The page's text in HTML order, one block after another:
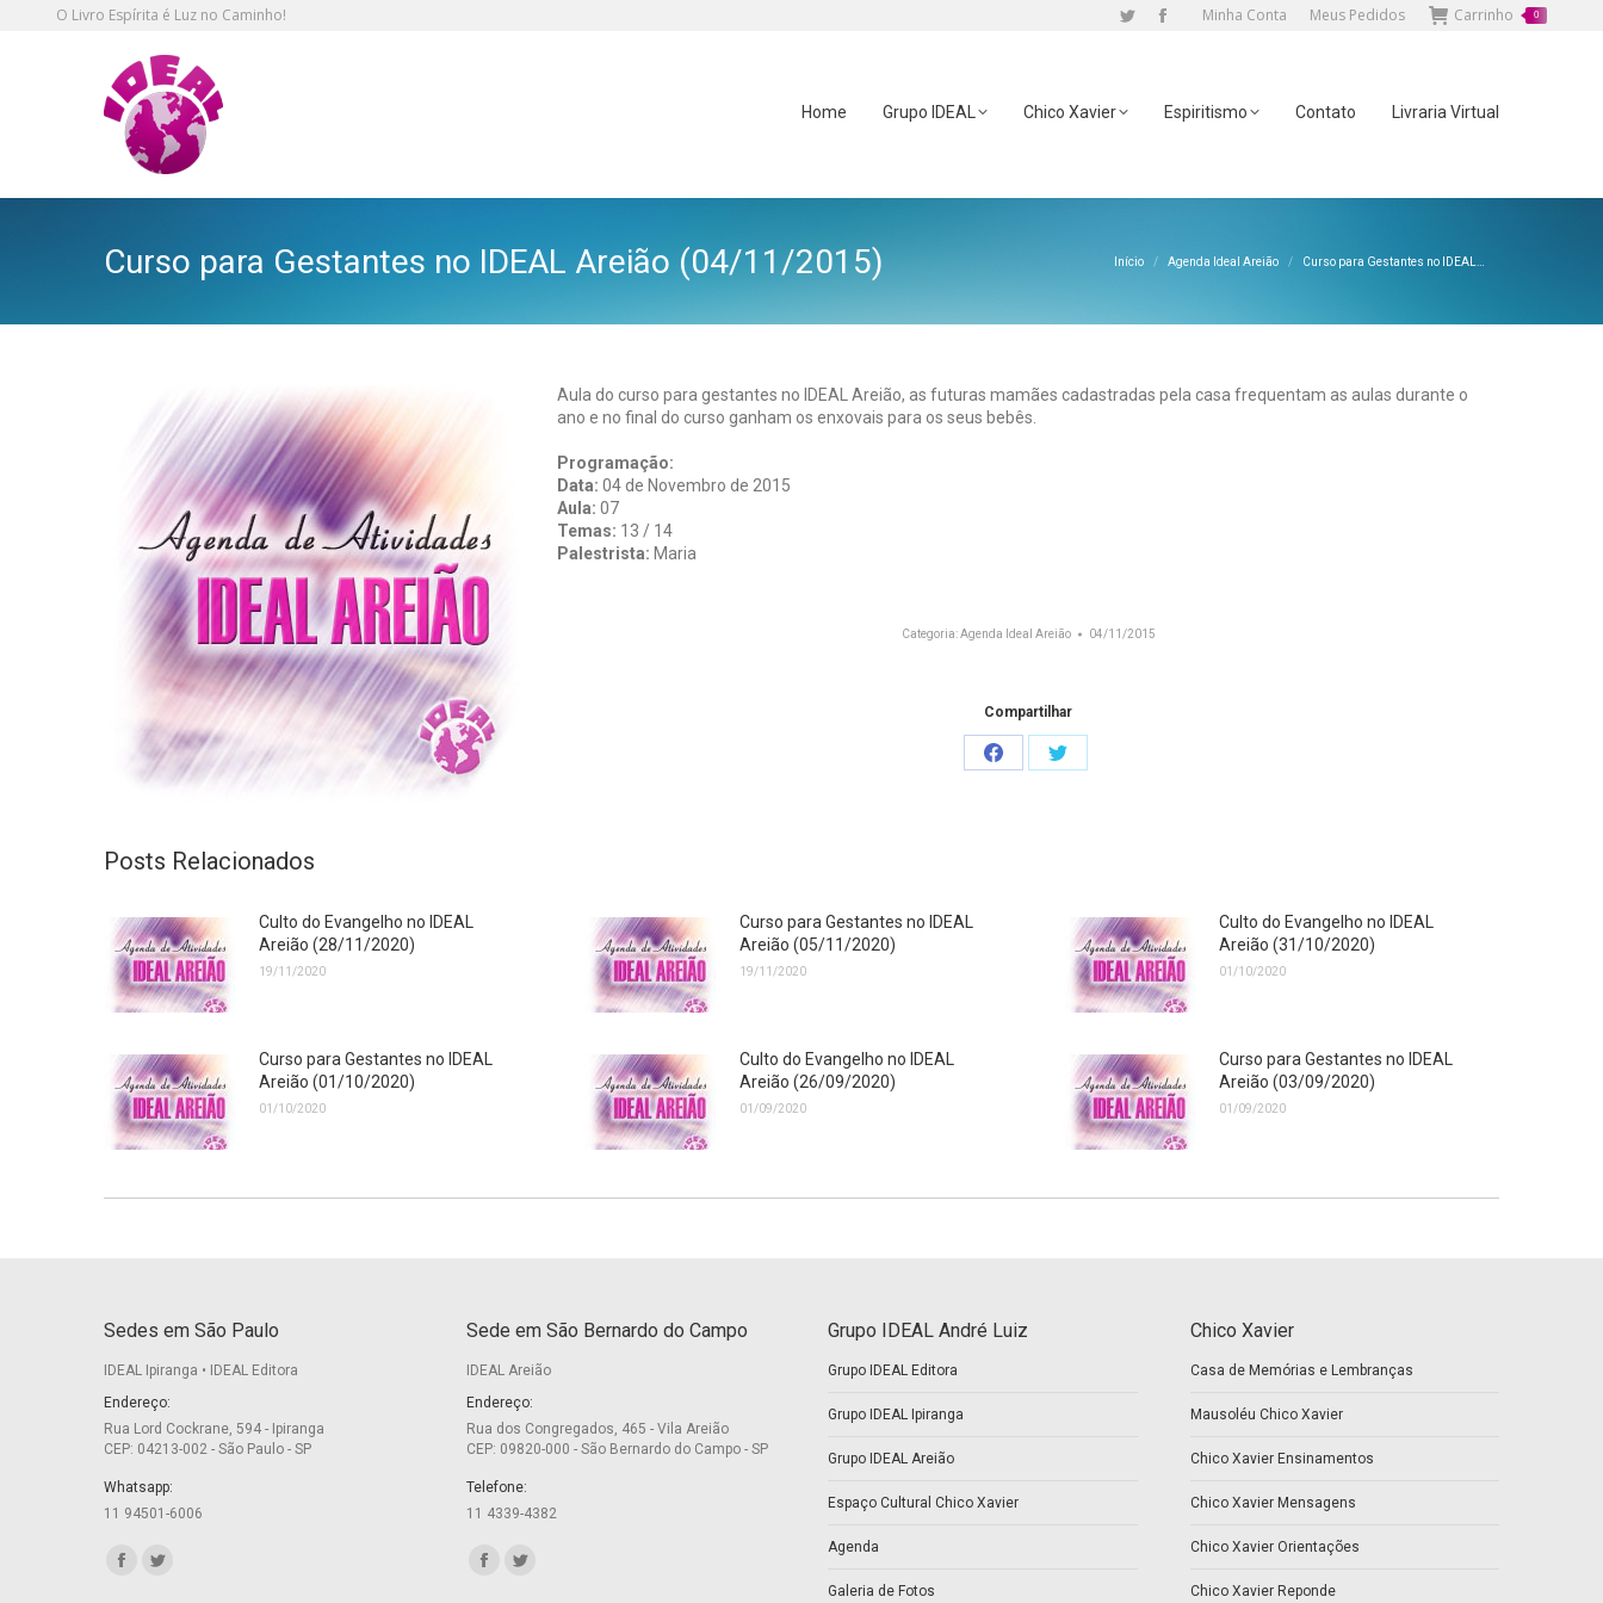
O Livro Espírita é Luz no Caminho!
TwitterFacebook
in
Minha Conta Meus Pedidos Carrinho 0
Home Grupo IDEAL Chico Xavier Espiritismo Contato Livraria Virtual
Curso para Gestantes no IDEAL Areião (04/11/2015) Você está aqui:
Início Agenda Ideal Areião Curso para Gestantes no IDEAL…
Aula do curso para gestantes no IDEAL Areião, as futuras mamães cadastradas pela casa frequentam as aulas durante o
ano e no final do curso ganham os enxovais para os seus bebês.
Programação:
Data: 04 de Novembro de 2015
Aula: 07
Temas: 13 / 14
Palestrista: Maria
Categoria:Agenda Ideal Areião 04/11/2015
Compartilhar
Share
Share
Posts Relacionados
Culto do Evangelho no IDEAL
Areião (28/11/2020)
19/11/2020
Curso para Gestantes no IDEAL
Areião (05/11/2020)
19/11/2020
Culto do Evangelho no IDEAL
Areião (31/10/2020)
01/10/2020
Curso para Gestantes no IDEAL
Areião (01/10/2020)
01/10/2020
Culto do Evangelho no IDEAL
Areião (26/09/2020)
01/09/2020
Curso para Gestantes no IDEAL
Areião (03/09/2020)
01/09/2020
Sedes em São Paulo
IDEAL Ipiranga • IDEAL Editora
Endereço:
Rua Lord Cockrane, 594 - Ipiranga
CEP: 04213-002 - São Paulo - SP
Whatsapp:
11 94501-6006
Encontre-nos em:
Sede em São Bernardo do Campo
IDEAL Areião
Endereço:
Rua dos Congregados, 465 - Vila Areião
CEP: 09820-000 - São Bernardo do Campo - SP
Telefone:
11 4339-4382
Encontre-nos em:
Grupo IDEAL André Luiz
Grupo IDEAL Editora
Grupo IDEAL Ipiranga
Grupo IDEAL Areião
Espaço Cultural Chico Xavier
Agenda
Galeria de Fotos
Chico Xavier
Casa de Memórias e Lembranças
Mausoléu Chico Xavier
Chico Xavier Ensinamentos
Chico Xavier Mensagens
Chico Xavier Orientações
Chico Xavier Reponde